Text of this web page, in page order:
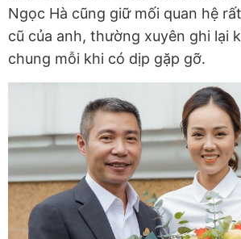
Ngọc Hà cũng giữ mối quan hệ
cũ của anh, thường xuyên ghi lại
chung mỗi khi có dịp gặp gỡ.